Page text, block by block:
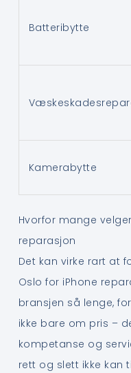
Batteribytte
Kamerabytte
Hvorfor mange
reparasjon
Det kan virke rart at
Oslo for iPhone
bransjen så lenge,
ikke bare om pris –
kompetanse og
rett og slett ikke kan